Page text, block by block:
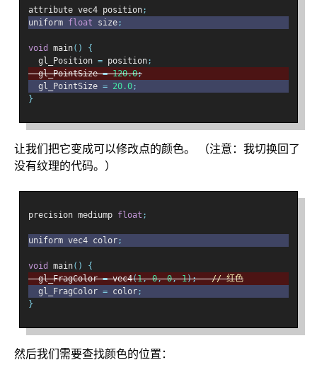
attribute vec4 position;
uniform float size;
void main()
{
  gl_Position
= position;
  gl_PointSize
= 120.0;
  gl_PointSize
= 20.0;
}
让我们把它变成可以修改点的颜色。 （注意：我切换回了
没有纹理的代码。）
precision mediump float ;
uniform vec4 color;
void main()
{
  gl_FragColor
= vec4(1, 0, 0, 1);
// 红色
  gl_FragColor
= color;
}
然后我们需要查找颜色的位置：